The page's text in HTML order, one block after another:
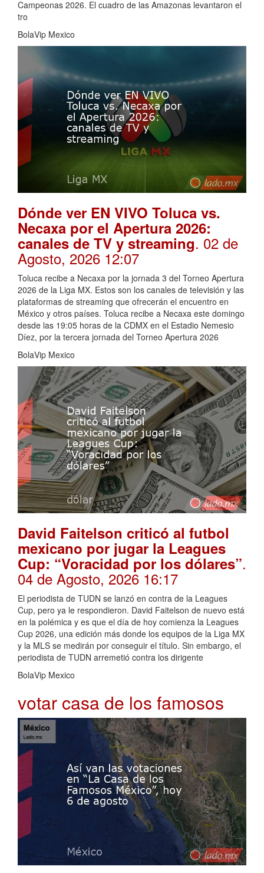
Campeonas 2026. El cuadro de las Amazonas levantaron el
tro
BolaVip Mexico
Dónde ver EN VIVO Toluca vs.
Necaxa por el Apertura 2026:
canales de TV y streaming. 02 de
Agosto, 2026 12:07
Toluca recibe a Necaxa por la jornada 3 del Torneo Apertura
2026 de la Liga MX. Estos son los canales de televisión y las
plataformas de streaming que ofrecerán el encuentro en
México y otros países. Toluca recibe a Necaxa este domingo
desde las 19:05 horas de la CDMX en el Estadio Nemesio
Díez, por la tercera jornada del Torneo Apertura 2026
BolaVip Mexico
David Faitelson criticó al futbol
mexicano por jugar la Leagues
Cup: “Voracidad por los dólares”.
04 de Agosto, 2026 16:17
El periodista de TUDN se lanzó en contra de la Leagues
Cup, pero ya le respondieron. David Faitelson de nuevo está
en la polémica y es que el día de hoy comienza la Leagues
Cup 2026, una edición más donde los equipos de la Liga MX
y la MLS se medirán por conseguir el título. Sin embargo, el
periodista de TUDN arremetió contra los dirigente
BolaVip Mexico
votar casa de los famosos